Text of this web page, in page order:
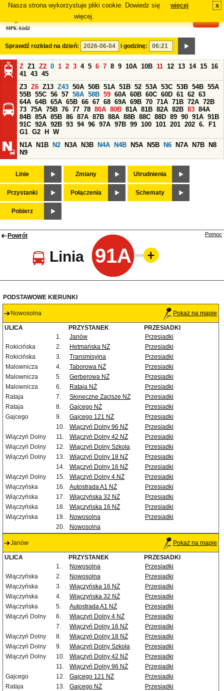
Nasza strona wykorzystuje pliki cookie. Dowiedz się
więcej.
więcej x
Sprawdź rozkład na dzień: i godzinę:
Z Z1 Z2 0 1 2 3 4 5 6 7 8 9 10A 10B 11 12 13 14 15 16
41 43 45
Z3 Z6 Z13 Z43 50A 50B 51A 51B 52 53A 53C 53B 54B 55A
55B 55C 56 57 58A 58B 59 60A 60B 60C 60D 61 62 63
64A 64B 65A 65B 66 67 68 69A 69B 70 71A 71B 72A 72B
73 75A 75B 76 77 78 80A 80B 81A 81B 82A 82B 83 84A
84B 85A 85B 86 87A 87B 88A 88B 88C 88D 89 90 91A 91B
91C 92A 92B 93 94 96 97A 97B 99 100 101 201 202 6.
F1
G1 G2 H
W
N1A
N1B N2 N3A N3B N4A N4B N5A N5B N6 N7A N7B
N8
N9
Linie Zmiany Utrudnienia
Przystanki Połączenia Schematy
Pobierz
Powrót
Linia 91A
Pomoc
PODSTAWOWE KIERUNKI
Nowosolna Pokaż na mapie
ULICA PRZYSTANEK
PRZESIADKI
1.
Janów
Przesiadki
Rokicińska
2. Hetmańska NŻ
Przesiadki
Rokicińska
3. Transmisyjna
Przesiadki
Malownicza
4. Taborowa NŻ
Przesiadki
Malownicza
5. Gerberowa NŻ
Przesiadki
Malownicza
6. Rataja NŻ
Przesiadki
Rataja
7. Słoneczne Zacisze NŻ
Przesiadki
Rataja
8. Gajcego NŻ
Przesiadki
Gajcego
9. Gajcego 121 NŻ
Przesiadki
10.
Wiączyń Dolny 96 NŻ
Przesiadki
Wiączyń Dolny
11. Wiączyń Dolny 42 NŻ
Przesiadki
Wiączyń Dolny
12. Wiączyń Dolny Szkoła
Przesiadki
Wiączyń Dolny
13. Wiączyń Dolny 18 NŻ
Przesiadki
14.
Wiączyń Dolny 16 NŻ
Przesiadki
Wiączyń Dolny
15. Wiączyń Dolny 4 NŻ
Przesiadki
Wiączyńska
16. Autostrada A1 NŻ
Przesiadki
Wiączyńska
17. Wiączyńska 32 NŻ
Przesiadki
Wiączyńska
18. Wiączyńska 16 NŻ
Przesiadki
Wiączyńska
19. Nowosolna
Przesiadki
20.
Nowosolna
Janów Pokaż na mapie
ULICA PRZYSTANEK
PRZESIADKI
1.
Nowosolna
Przesiadki
Wiączyńska
2. Nowosolna
Przesiadki
Wiączyńska
3. Wiączyńska 16 NŻ
Przesiadki
Wiączyńska
4. Wiączyńska 32 NŻ
Przesiadki
Wiączyńska
5. Autostrada A1 NŻ
Przesiadki
Wiączyń Dolny
6. Wiączyń Dolny 4 NŻ
Przesiadki
7.
Wiączyń Dolny 16 NŻ
Przesiadki
Wiączyń Dolny
8. Wiączyń Dolny 18 NŻ
Przesiadki
Wiączyń Dolny
9. Wiączyń Dolny Szkoła
Przesiadki
Wiączyń Dolny
10. Wiączyń Dolny 42 NŻ
Przesiadki
11.
Wiączyń Dolny 96 NŻ
Przesiadki
Gajcego
12. Gajcego 121 NŻ
Przesiadki
Rataja
13. Gajcego NŻ
Przesiadki